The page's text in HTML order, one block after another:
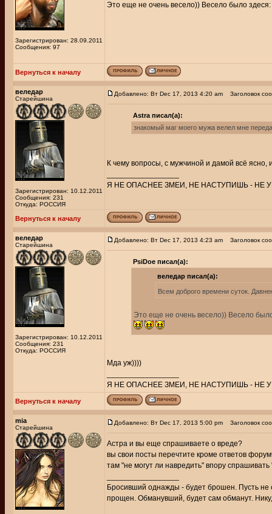
Зарегистрирован: 28.09.2011
Сообщения: 97
Это еще не очень весело)) Весело было
Вернуться к началу
веледар
Старейшина
Зарегистрирован: 10.12.2011
Сообщения: 231
Откуда: РОССИЯ
Добавлено: Вт Dec 17, 2013 4:20 am Заголовок
Astra писал(а):
знакомый маг моего мужа велел мне
К чему вопросы, с мужчиной и дамой всё
Я НЕ ОПАСНЕЕ ЗМЕИ, НЕ НАСТУПИШЬ - НЕ
Вернуться к началу
веледар
Старейшина
Зарегистрирован: 10.12.2011
Сообщения: 231
Откуда: РОССИЯ
Добавлено: Вт Dec 17, 2013 4:23 am Заголовок
PsiDoe писал(а):
веледар писал(а):
Всем доброго времени суток.
Это еще не очень весело)) Весело
Мда уж))))
Я НЕ ОПАСНЕЕ ЗМЕИ, НЕ НАСТУПИШЬ - НЕ
Вернуться к началу
mia
Старейшина
Добавлено: Вт Dec 17, 2013 5:00 pm Заголовок
Астра и вы еще спрашиваете о вреде?
вы свои посты перечтите кроме ответов
там "не могут ли навредить" впору
Бросивший однажды - будет брошен. Пусть не
прощен. Обманувший, будет сам обманут.